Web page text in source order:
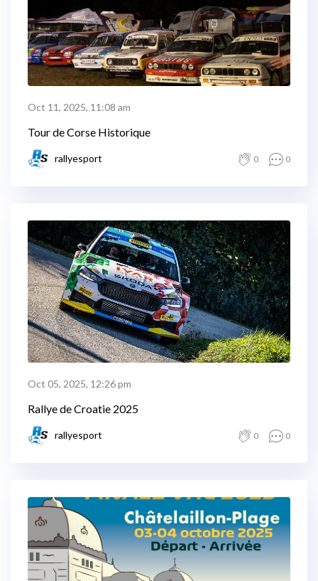
Oct 11, 2025, 11:08 am
Tour de Corse Historique
rallyesport 0 0
Oct 05, 2025, 12:26 pm
Rallye de Croatie 2025
rallyesport 0 0